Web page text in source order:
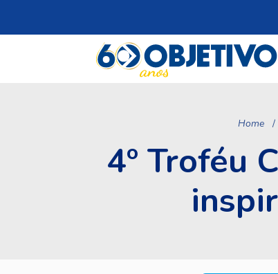
Home
4º Troféu